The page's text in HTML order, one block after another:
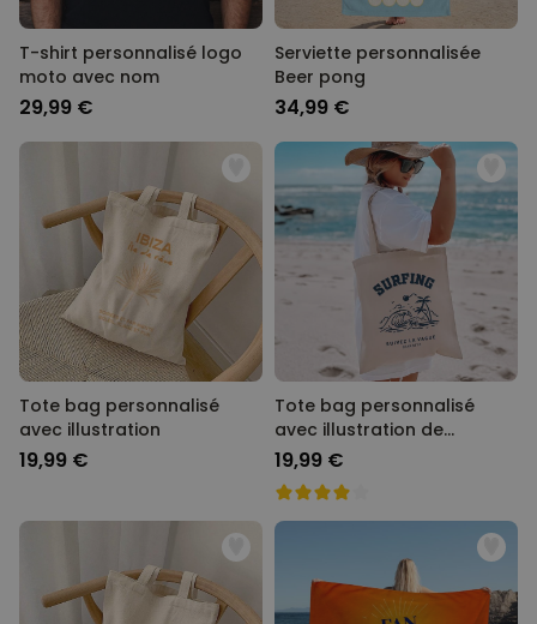
T-shirt personnalisé logo
moto avec nom
29,99 €
Serviette personnalisée
Beer pong
34,99 €
Tote bag personnalisé
avec illustration
19,99 €
Tote bag personnalisé
avec illustration de
vacances
19,99 €